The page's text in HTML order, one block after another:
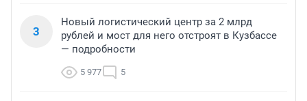
3
Новый логистический центр за 2 млрд
рублей и мост для него отстроят в Кузбассе
— подробности
5 977 5